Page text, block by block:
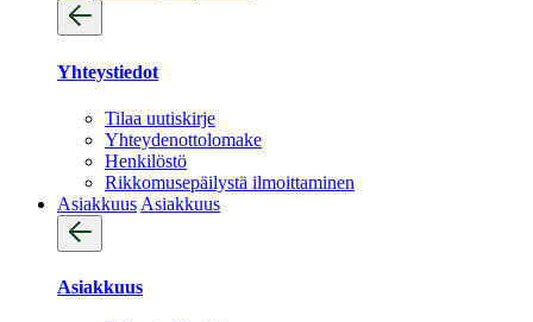
Yhteystiedot
Tilaa uutiskirje
Yhteydenotto­lomake
Henkilöstö
Rikkomusepäilystä ilmoittaminen
Asiakkuus Asiakkuus
Asiakkuus